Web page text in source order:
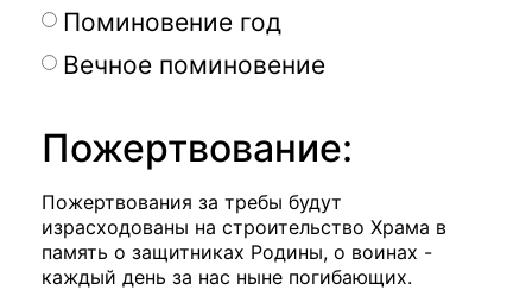
Поминовение год
Вечное поминовение
Пожертвование:
Пожертвования за требы будут
израсходованы на строительство Храма в
память о защитниках Родины, о воинах -
каждый день за нас ныне погибающих.